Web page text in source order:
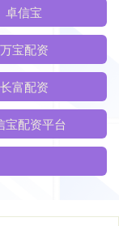
卓信宝
万宝配资
长富配资
宝配资平台